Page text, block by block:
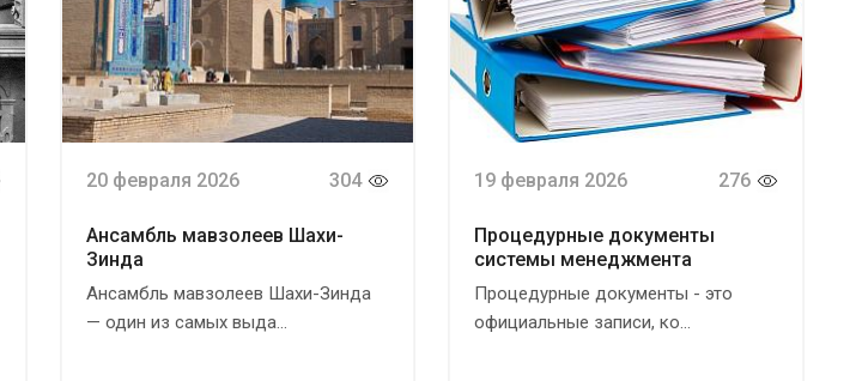
20 февраля 2026 304
Ансамбль мавзолеев Шахи-
Зинда
Ансамбль мавзолеев Шахи-Зинда
— один из самых выда...
19 февраля 2026 276
Процедурные документы
системы менеджмента
Процедурные документы - это
официальные записи, ко...